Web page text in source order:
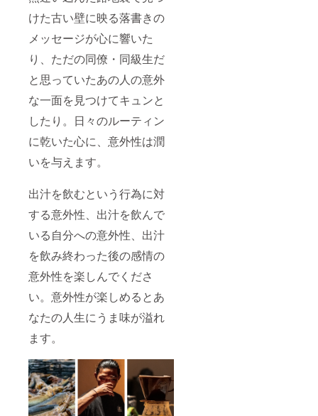
けた古い壁に映る落書きの
メッセージが心に響いた
り、ただの同僚・同級生だ
と思っていたあの人の意外
な一面を見つけてキュンと
したり。日々のルーティン
に乾いた心に、意外性は潤
いを与えます。
出汁を飲むという行為に対
する意外性、出汁を飲んで
いる自分への意外性、出汁
を飲み終わった後の感情の
意外性を楽しんでくださ
い。意外性が楽しめるとあ
なたの人生にうま味が溢れ
ます。